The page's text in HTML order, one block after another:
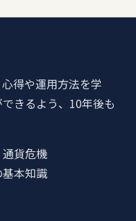
得や運用方法を学
きるよう、10年後も
貨危機
本知識